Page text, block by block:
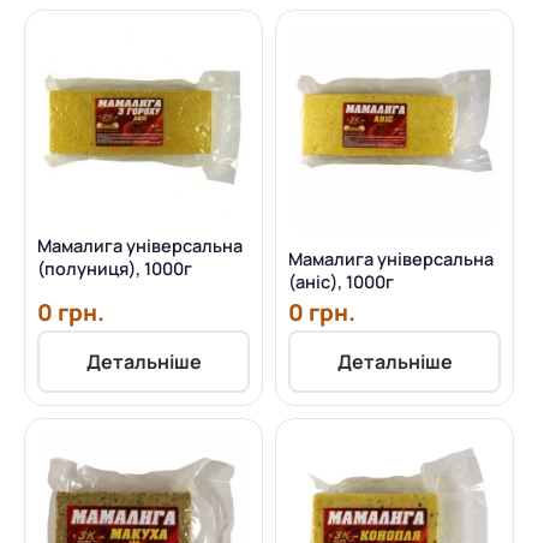
Мамалига універсальна
(полуниця), 1000г
0 грн.
Детальніше
Мамалига універсальна
(аніс), 1000г
0 грн.
Детальніше